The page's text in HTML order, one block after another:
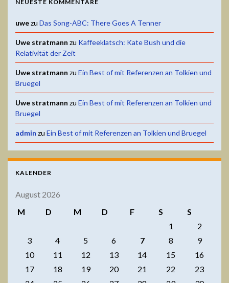
NEUESTE KOMMENTARE
uwezu Das Song-ABC: There Goes A Tenner
Uwe stratmann zu Kaffeeklatsch: Kate Bush und die
Relativität der Zeit
Uwe stratmann zu Ein Best of mit Referenzen an Tolkien und
Bruegel
Uwe stratmann zu Ein Best of mit Referenzen an Tolkien und
Bruegel
admin zu Ein Best of mit Referenzen an Tolkien und Bruegel
KALENDER
August 2026
M
D M D F S
S
1
2
3
4 5 6 7 8
9
10
11 12 13 14 15
16
17
18 19 20 21 22
23